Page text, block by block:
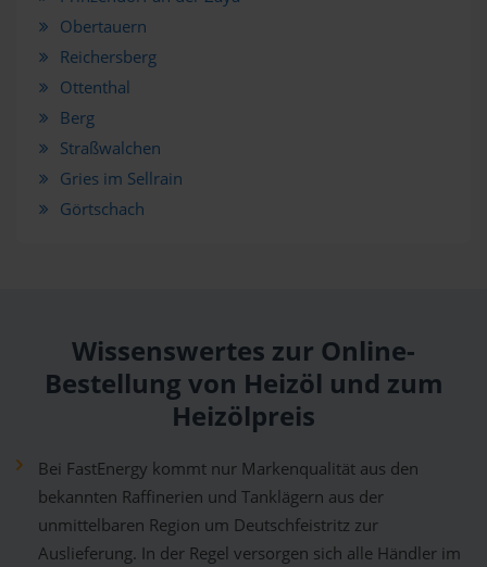
Obertauern
Reichersberg
Ottenthal
Berg
Straßwalchen
Gries im Sellrain
Görtschach
Wissenswertes zur Online-
Bestellung von Heizöl und zum
Heizölpreis
Bei FastEnergy kommt nur Markenqualität aus den
bekannten Raffinerien und Tanklägern aus der
unmittelbaren Region um Deutschfeistritz zur
Auslieferung. In der Regel versorgen sich alle Händler im